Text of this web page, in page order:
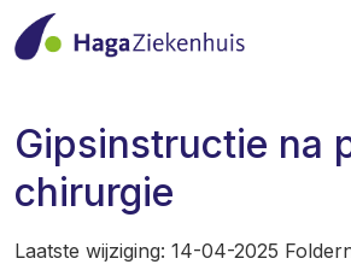
Gipsinstructie na
chirurgie
Laatste wijziging: 14-04-2025